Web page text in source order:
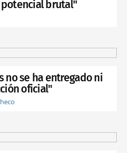
potencial brutal"
no se ha entregado ni
oficial"